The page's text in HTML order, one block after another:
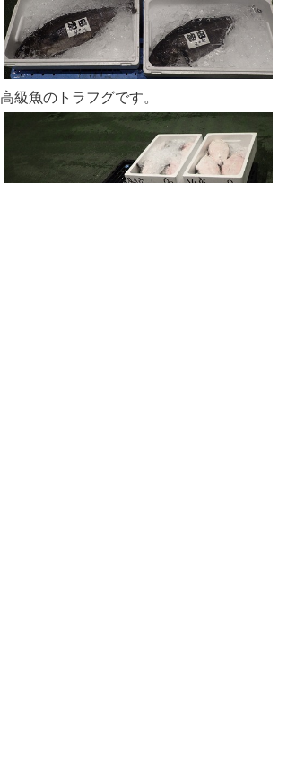
高級魚のトラフグです。